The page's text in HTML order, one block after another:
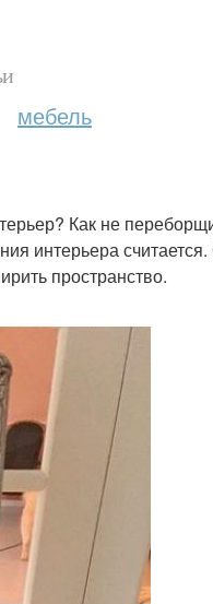
мебель
Как не
интерьера
пространство.